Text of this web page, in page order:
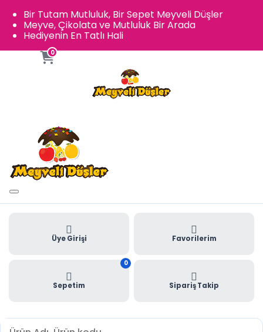
Bir Tutam Mutluluk, Bir Sepet Meyveli Düşler
Meyve, Çikolata ve Mutluluk Bir Arada
Hediyenin En Tatlı Hali
0
Üye Girişi Favorilerim
0
Sepetim Sipariş Takip